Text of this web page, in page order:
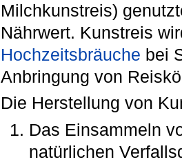
Milchkunstreis)
Nährwert. Kunstreis
Hochzeitsbräuche bei
Anbringung von
Die Herstellung von
Das Einsammeln
natürlichen